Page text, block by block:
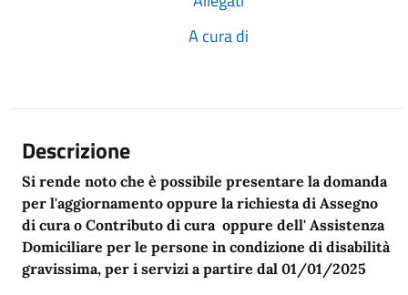
A cura di
Descrizione
Si rende noto che è possibile presentare la domanda
per l'aggiornamento oppure la richiesta di Assegno
di cura o Contributo di cura oppure dell' Assistenza
Domiciliare per le persone in condizione di disabilità
gravissima, per i servizi a partire dal 01/01/2025